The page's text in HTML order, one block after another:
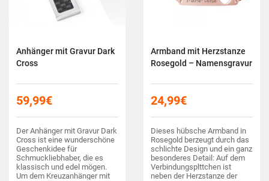
Anhänger mit Gravur Dark
Cross
59,99€
Der Anhänger mit Gravur Dark
Cross ist eine wunderschöne
Geschenkidee für
Schmuckliebhaber, die es
klassisch und edel mögen.
Um dem Kreuzanhänger mit
Armband mit Herzstanze
Rosegold – Namensgravur
24,99€
Dieses hübsche Armband in
Rosegold berzeugt durch das
schlichte Design und ein ganz
besonderes Detail: Auf dem
Verbindungsplttchen ist
neben der Herzstanze der